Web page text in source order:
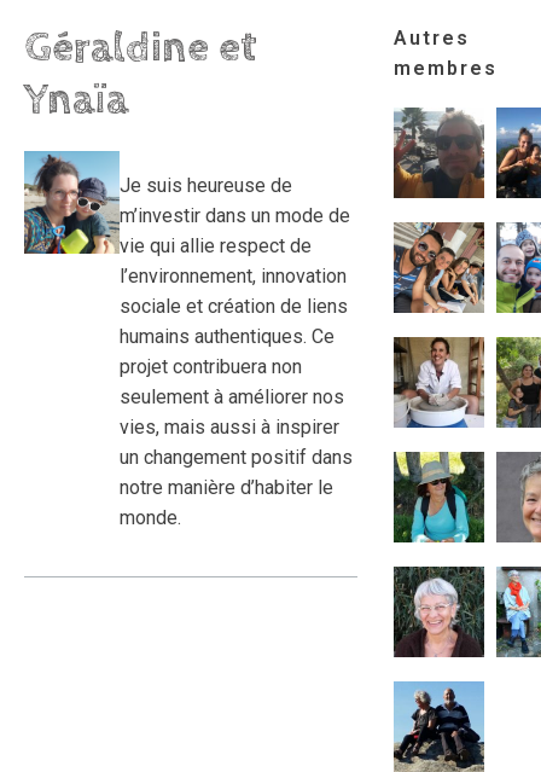
Géraldine et
Ynaïa
Je suis heureuse de
m’investir dans un mode de
vie qui allie respect de
l’environnement, innovation
sociale et création de liens
humains authentiques. Ce
projet contribuera non
seulement à améliorer nos
vies, mais aussi à inspirer
un changement positif dans
notre manière d’habiter le
monde.
Autres
membres